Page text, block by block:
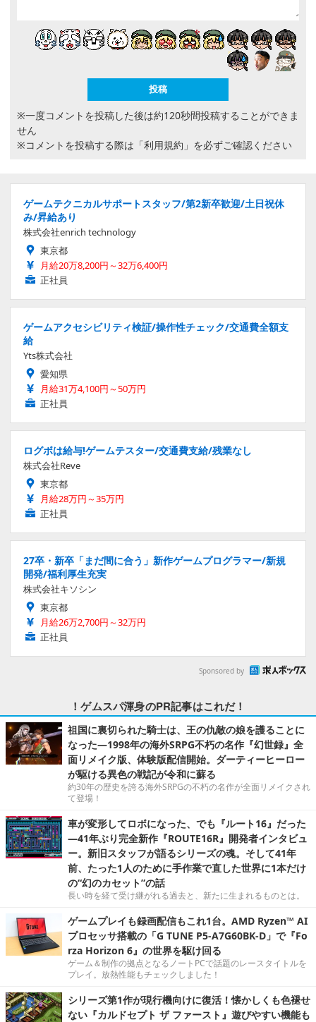
※一度コメントを投稿した後は約120秒間投稿することができま
せん
※コメントを投稿する際は 「利用規約」 を必ずご確認ください
ゲームテクニカルサポートスタッフ/第2新卒歓迎/土日祝休
み/昇給あり
株式会社enrich technology
東京都
月給20万8,200円～32万6,400円
正社員
ゲームアクセシビリティ検証/操作性チェック/交通費全額支
給
Yts株式会社
愛知県
月給31万4,100円～50万円
正社員
ログボは給与!ゲームテスター/交通費支給/残業なし
株式会社Reve
東京都
月給28万円～35万円
正社員
27卒・新卒「まだ間に合う」新作ゲームプログラマー/新規
開発/福利厚生充実
株式会社キソシン
東京都
月給26万2,700円～32万円
正社員
Sponsored by
！ゲムスパ渾身のPR記事はこれだ！
祖国に裏切られた騎士は、王の仇敵の娘を護ることに
なった―1998年の海外SRPG不朽の名作『幻世録』全
面リメイク版、体験版配信開始。ダーティーヒーロー
が駆ける異色の戦記が令和に蘇る
約30年の歴史を誇る海外SRPGの不朽の名作が全面リメイクされ
て登場！
車が変形してロボになった、でも『ルート16』だった
―41年ぶり完全新作『ROUTE16R』開発者インタビュ
ー。新旧スタッフが語るシリーズの魂。そして41年
前、たった1人のために手作業で直した世界に1本だけ
の“幻のカセット”の話
長い時を経て受け継がれる過去と、新たに生まれるものとは。
ゲームプレイも録画配信もこれ1台。AMD Ryzen™ AI
プロセッサ搭載の「G TUNE P5-A7G60BK-D」で『Fo
rza Horizon 6』の世界を駆け回る
ゲーム＆制作の拠点となるノートPCで話題のレースタイトルを
プレイ。放熱性能もチェックしました！
シリーズ第1作が現行機向けに復活！懐かしくも色褪せ
ない『カルドセプト ザ ファースト』遊びやすい機能も